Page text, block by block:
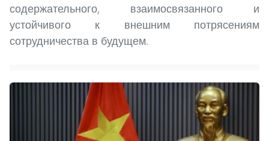
содержательного, взаимосвязанного и
устойчивого к внешним потрясениям
сотрудничества в будущем.